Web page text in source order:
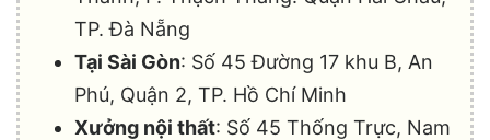
TP. Đà Nẵng
Tại Sài Gòn: Số 45 Đường 17 khu B, An
Phú, Quận 2, TP. Hồ Chí Minh
Xưởng nội thất: Số 45 Thống Trực, Nam